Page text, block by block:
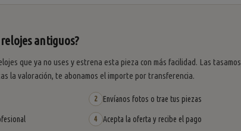
relojes antiguos?
que ya no uses y estrena esta pieza con más facilidad. Las tasamos
la valoración, te abonamos el importe por transferencia.
2 Envíanos fotos o trae tus piezas
4 Acepta la oferta y recibe el pago